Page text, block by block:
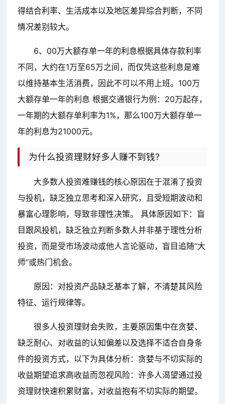
得结合利率、生活成本以及地区差异综合判断，不同
情况差别较大。
6、00万大额存单一年的利息根据具体存款利率
不同，大约在1万至65万之间，而仅凭这些利息是难
以维持基本生活消费，因此不可以不用上班。100万
大额存单一年的利息 根据交通银行为例：20万起存，
一年期的大额存单利率为1%，那么100万大额存单一
年的利息为21000元。
为什么投资理财好多人赚不到钱?
大多数人投资难赚钱的核心原因在于混淆了投资
与投机，缺乏独立思考和深入研究，且受短期波动和
暴富心理影响，导致非理性决策。 具体原因如下：盲
目跟风投机，缺乏独立判断多数人并非基于理性分析
投资，而是受市场波动或他人言论驱动，盲目追随“大
师”或热门机会。
原因：对投资产品缺乏基本了解，不清楚其风险
特征、运行规律等。
很多人投资理财会失败，主要原因集中在贪婪、
缺乏耐心、对收益的认知偏差以及选择不适合自身条
件的投资方式，以下为具体分析：贪婪与不切实际的
收益期望追求高收益而忽视风险：许多人渴望通过投
资理财快速积累财富，对收益抱有不切实际的期望。